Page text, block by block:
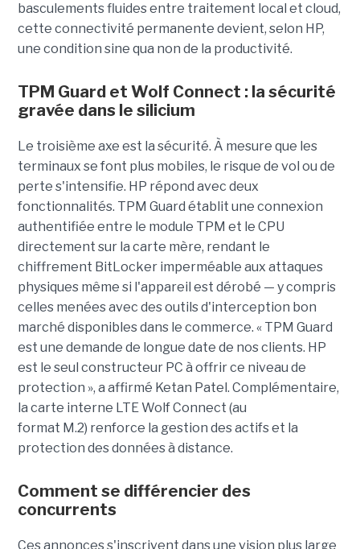
basculements fluides entre traitement local et cloud,
cette connectivité permanente devient, selon HP,
une condition sine qua non de la productivité.
TPM Guard et Wolf Connect : la sécurité
gravée dans le silicium
Le troisième axe est la sécurité. À mesure que les
terminaux se font plus mobiles, le risque de vol ou de
perte s'intensifie. HP répond avec deux
fonctionnalités. TPM Guard établit une connexion
authentifiée entre le module TPM et le CPU
directement sur la carte mère, rendant le
chiffrement BitLocker imperméable aux attaques
physiques même si l'appareil est dérobé — y compris
celles menées avec des outils d'interception bon
marché disponibles dans le commerce. « TPM Guard
est une demande de longue date de nos clients. HP
est le seul constructeur PC à offrir ce niveau de
protection », a affirmé Ketan Patel. Complémentaire,
la carte interne LTE Wolf Connect (au
format M.2) renforce la gestion des actifs et la
protection des données à distance.
Comment se différencier des
concurrents
Ces annonces s'inscrivent dans une vision plus large